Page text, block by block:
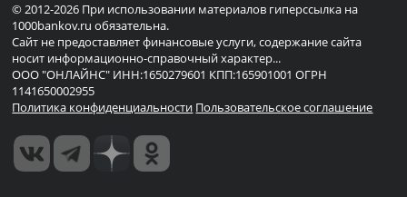
© 2012-2026 При использовании материалов гиперссылка на
1000bankov.ru обязательна.
Сайт не предоставляет финансовые услуги, содержание сайта
носит информационно-справочный характер...
ООО "ОНЛАЙНС" ИНН:1650279601 КПП:165901001 ОГРН
1141650002955
Политика конфиденциальности Пользовательское соглашение